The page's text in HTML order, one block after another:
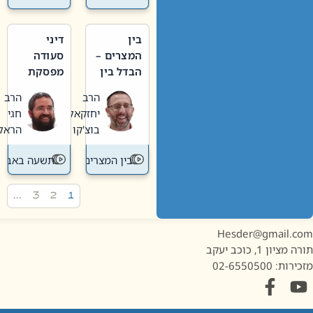
בין
המצרים –
הבדל בין
חדשה
לישנה
הרב
יחזקאל
בוצ'קו
בין המצרים
דיני
סעודה
מפסקת
תשעה
באב
הרב
חגי
הראל
תשעה באב
1, כוכב יעקב
02-6550500